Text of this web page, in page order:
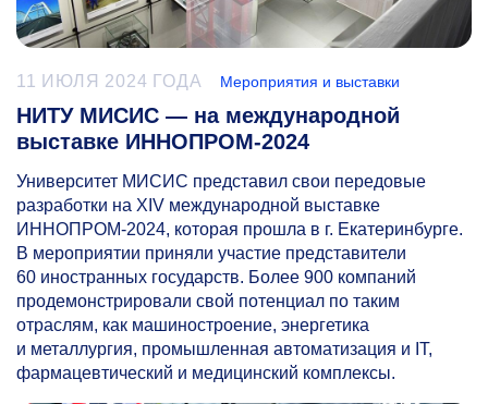
11 ИЮЛЯ 2024 ГОДА Мероприятия и выставки
НИТУ МИСИС — на международной
выставке ИННОПРОМ-2024
Университет МИСИС представил свои передовые
разработки на XIV международной выставке
ИННОПРОМ-2024, которая прошла в г. Екатеринбурге.
В мероприятии приняли участие представители
60 иностранных государств. Более 900 компаний
продемонстрировали свой потенциал по таким
отраслям, как машиностроение, энергетика
и металлургия, промышленная автоматизация и IТ,
фармацевтический и медицинский комплексы.